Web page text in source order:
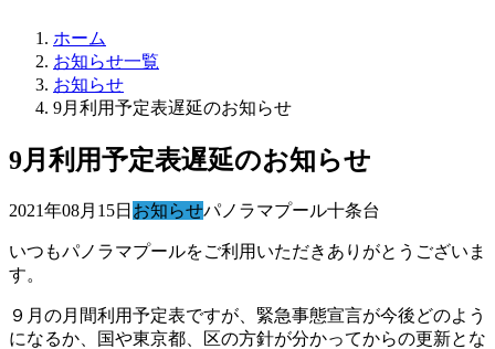
ホーム
お知らせ一覧
お知らせ
9月利用予定表遅延のお知らせ
9月利用予定表遅延のお知らせ
2021年08月15日 お知らせパノラマプール十条台
いつもパノラマプールをご利用いただきありがとうございま
す。
９月の月間利用予定表ですが、緊急事態宣言が今後どのよう
になるか、国や東京都、区の方針が分かってからの更新とな